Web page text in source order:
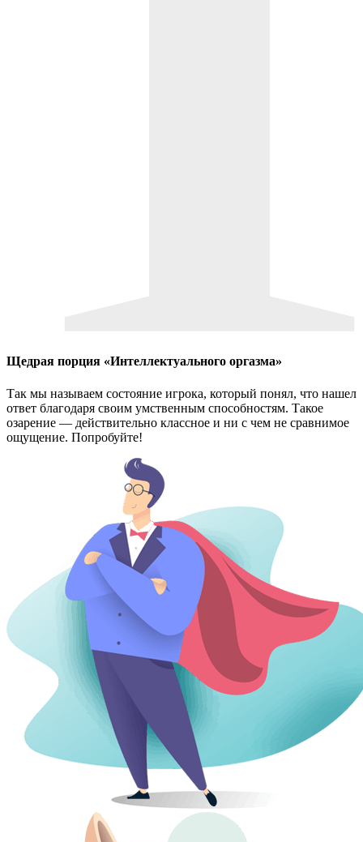
Щедрая порция «Интеллектуального оргазма»
Так мы называем состояние игрока, который понял, что нашел
ответ благодаря своим умственным способностям. Такое
озарение — действительно классное и ни с чем не сравнимое
ощущение. Попробуйте!